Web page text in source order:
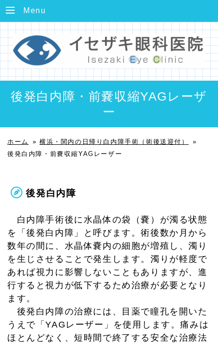
Menu
後発白内障・前嚢収縮YAGレーザ
ー
ホーム » 横浜・関内の日帰り白内障手術（術後送迎付）
»
後発白内障・前嚢収縮YAGレーザー
後発白内障
白内障手術後に水晶体の袋（嚢）が濁る状態
を「後発白内障」と呼びます。術後数か月から
数年の間に、水晶体嚢内の細胞が増殖し、濁り
を生じさせることで発生します。濁りが軽度で
あれば視力に影響しないこともありますが、進
行すると視力が低下するため治療が必要となり
ます。
後発白内障の治療には、目薬で瞳孔を開いた
うえで「YAGレーザー」を使用します。痛みは
ほとんどなく、短時間で終了する安全な治療法